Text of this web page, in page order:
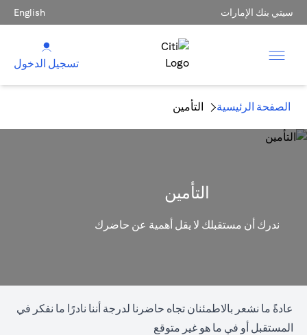
سيتي بنك الإمارات English
تسجيل الدخول
الصفحة الرئيسية التأمين
التأمين
ندرك أن مستقبلك لا يقل أهمية عن حاضرك
عادةً ما نشعر بالاطمئنان تجاه حاضرنا لدرجة أننا نادرًا ما نفكر في
المستقبل أو في ما هو غير متوقع